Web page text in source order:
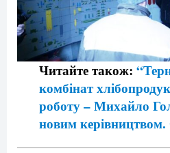
Читайте також:
комбінат
роботу – Михайло
новим